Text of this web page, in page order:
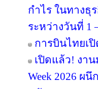
กำไร ในทางธุ
ระหว่างวันที่ 1
การบินไทยเ
เปิดแล้ว! งาน
Week 2026 ผ